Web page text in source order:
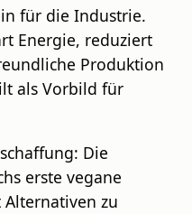
für die Industrie.
Energie, reduziert
Produktion
als Vorbild für
Die
erste vegane
zu